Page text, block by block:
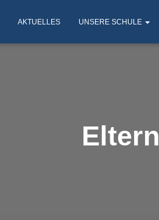
AKTUELLES UNSERE SCHULE
Eltern